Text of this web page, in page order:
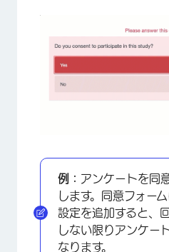
例： アンケートを同
します。同意フォー
設定を追加すると、
しない限りアンケー
なります。